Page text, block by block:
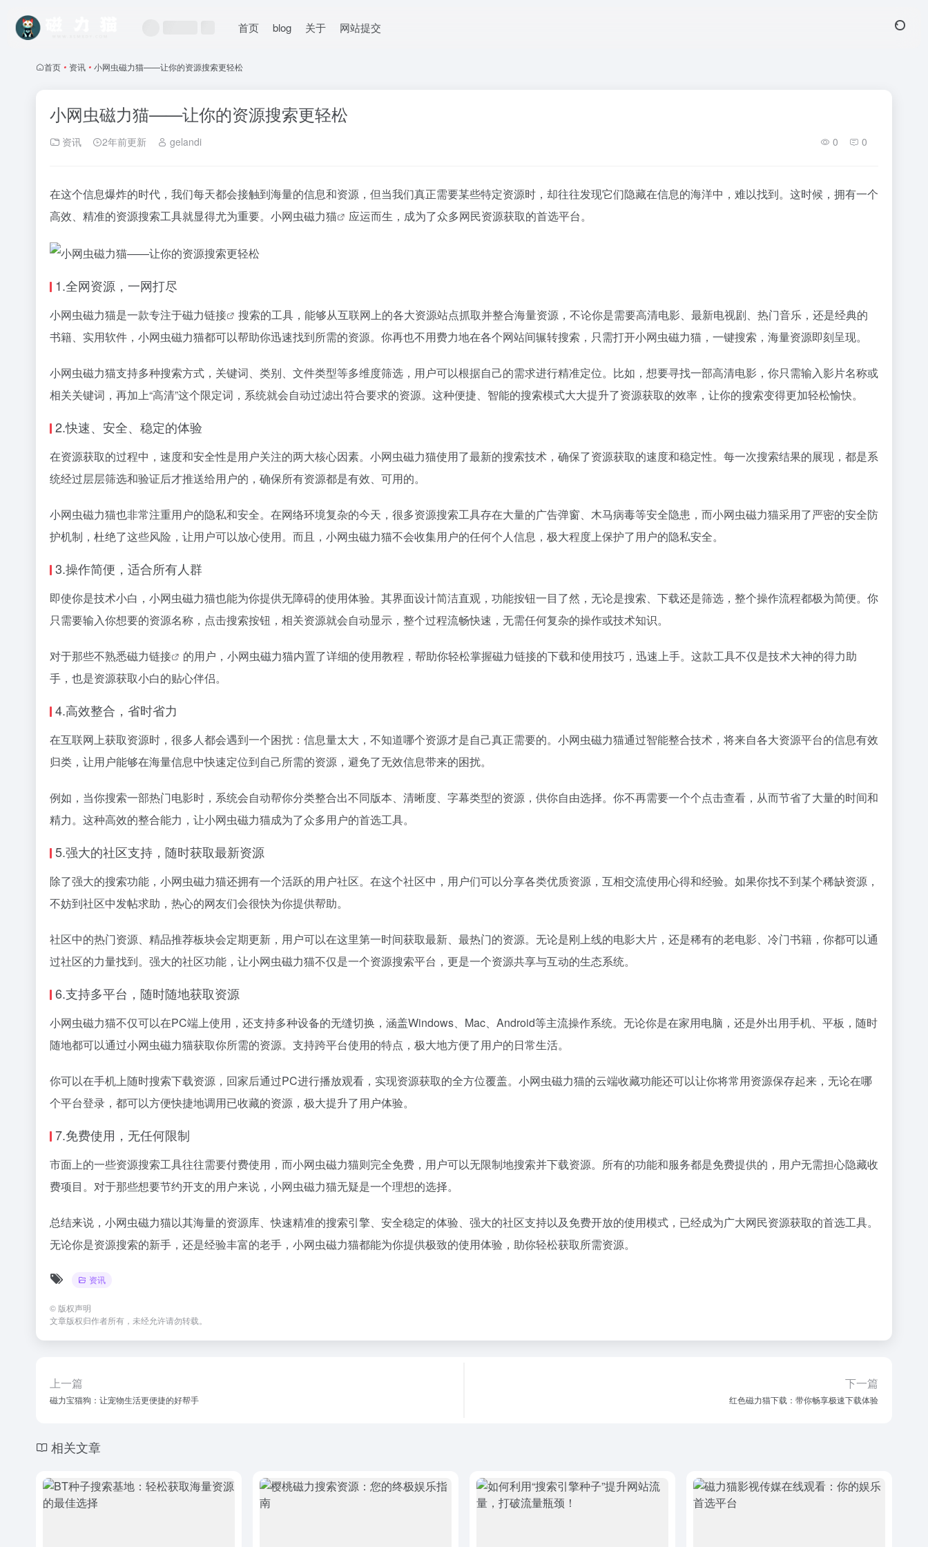
首页 blog 关于 网站提交
首页 • 资讯 • 小网虫磁力猫——让你的资源搜索更轻松
小网虫磁力猫——让你的资源搜索更轻松
资讯 2年前更新 gelandi 0 0
在这个信息爆炸的时代，我们每天都会接触到海量的信息和资源，但当我们真正需要某些特定资源时，却往往发现它们隐藏在信息的海洋中，难以找到。这时候，拥有一个
高效、精准的资源搜索工具就显得尤为重要。小网虫磁力猫 应运而生，成为了众多网民资源获取的首选平台。
1.全网资源，一网打尽
小网虫磁力猫是一款专注于磁力链接
搜索的工具，能够从互联网上的各大资源站点抓取并整合海量资源，不论你是需要高清电影、最新电视剧、热门音乐，还是经典的
书籍、实用软件，小网虫磁力猫都可以帮助你迅速找到所需的资源。你再也不用费力地在各个网站间辗转搜索，只需打开小网虫磁力猫 ，一键搜索，海量资源即刻呈现。
小网虫磁力猫支持多种搜索方式，关键词、类别、文件类型等多维度筛选，用户可以根据自己的需求进行精准定位。比如，想要寻找一部高清电影，你只需输入影片名称或
相关关键词，再加上“高清”这个限定词，系统就会自动过滤出符合要求的资源。这种便捷、智能的搜索模式大大提升了资源获取的效率，让你的搜索变得更加轻松愉快。
2.快速、安全、稳定的体验
在资源获取的过程中，速度和安全性是用户关注的两大核心因素。小网虫磁力猫使用了最新的搜索技术，确保了资源获取的速度和稳定性。每一次搜索结果的展现，都是系
统经过层层筛选和验证后才推送给用户的，确保所有资源都是有效、可用的。
小网虫磁力猫也非常注重用户的隐私和安全。在网络环境复杂的今天，很多资源搜索工具存在大量的广告弹窗、木马病毒等安全隐患，而小网虫磁力猫采用了严密的安全防
护机制，杜绝了这些风险，让用户可以放心使用。而且，小网虫磁力猫不会收集用户的任何个人信息，极大程度上保护了用户的隐私安全。
3.操作简便，适合所有人群
即使你是技术小白，小网虫磁力猫也能为你提供无障碍的使用体验。其界面设计简洁直观，功能按钮一目了然，无论是搜索、下载还是筛选，整个操作流程都极为简便。你
只需要输入你想要的资源名称，点击搜索按钮，相关资源就会自动显示，整个过程流畅快速，无需任何复杂的操作或技术知识。
对于那些不熟悉磁力链接 的用户，小网虫磁力猫内置了详细的使用教程，帮助你轻松掌握磁力链接的下载和使用技巧，迅速上手。这款工具不仅是技术大神的得力助
手，也是资源获取小白的贴心伴侣。
4.高效整合，省时省力
在互联网上获取资源时，很多人都会遇到一个困扰：信息量太大，不知道哪个资源才是自己真正需要的。小网虫磁力猫通过智能整合技术，将来自各大资源平台的信息有效
归类，让用户能够在海量信息中快速定位到自己所需的资源，避免了无效信息带来的困扰。
例如，当你搜索一部热门电影时，系统会自动帮你分类整合出不同版本、清晰度、字幕类型的资源，供你自由选择。你不再需要一个个点击查看，从而节省了大量的时间和
精力。这种高效的整合能力，让小网虫磁力猫成为了众多用户的首选工具。
5.强大的社区支持，随时获取最新资源
除了强大的搜索功能，小网虫磁力猫还拥有一个活跃的用户社区。在这个社区中，用户们可以分享各类优质资源，互相交流使用心得和经验。如果你找不到某个稀缺资源，
不妨到社区中发帖求助，热心的网友们会很快为你提供帮助。
社区中的热门资源、精品推荐板块会定期更新，用户可以在这里第一时间获取最新、最热门的资源。无论是刚上线的电影大片，还是稀有的老电影、冷门书籍，你都可以通
过社区的力量找到。强大的社区功能，让小网虫磁力猫不仅是一个资源搜索平台，更是一个资源共享与互动的生态系统。
6.支持多平台，随时随地获取资源
小网虫磁力猫不仅可以在PC端上使用，还支持多种设备的无缝切换，涵盖Windows、Mac、Android等主流操作系统。无论你是在家用电脑，还是外出用手机、平板，随时
随地都可以通过小网虫磁力猫获取你所需的资源。支持跨平台使用的特点，极大地方便了用户的日常生活。
你可以在手机上随时搜索下载资源，回家后通过PC进行播放观看，实现资源获取的全方位覆盖。小网虫磁力猫的云端收藏功能还可以让你将常用资源保存起来，无论在哪
个平台登录，都可以方便快捷地调用已收藏的资源，极大提升了用户体验。
7.免费使用，无任何限制
市面上的一些资源搜索工具往往需要付费使用，而小网虫磁力猫则完全免费，用户可以无限制地搜索并下载资源。所有的功能和服务都是免费提供的，用户无需担心隐藏收
费项目。对于那些想要节约开支的用户来说，小网虫磁力猫无疑是一个理想的选择。
总结来说，小网虫磁力猫以其海量的资源库、快速精准的搜索引擎、安全稳定的体验、强大的社区支持以及免费开放的使用模式，已经成为广大网民资源获取的首选工具。
无论你是资源搜索的新手，还是经验丰富的老手，小网虫磁力猫都能为你提供极致的使用体验，助你轻松获取所需资源。
资讯
© 版权声明
文章版权归作者所有，未经允许请勿转载。
上一篇
磁力宝猫狗：让宠物生活更便捷的好帮手
下一篇
红色磁力猫下载：带你畅享极速下载体验
相关文章